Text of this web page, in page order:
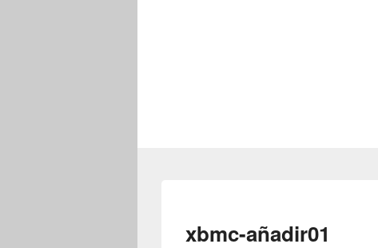
xbmc-añadir01